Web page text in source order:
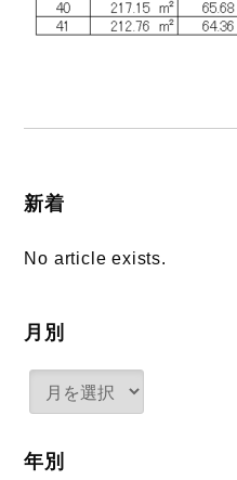
新着
No article exists.
月別
年別